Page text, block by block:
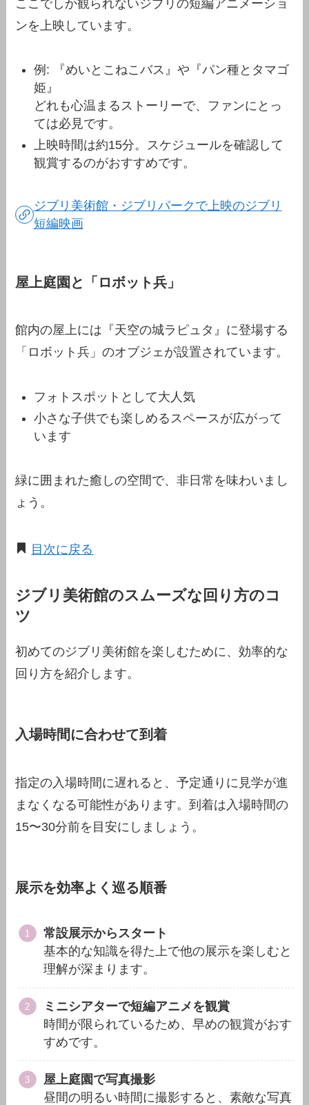
ここでしか観られないジブリの短編アニメーショ
ンを上映しています。
例: 『めいとこねこバス』や『パン種とタマゴ
姫』
どれも心温まるストーリーで、ファンにとっ
ては必見です。
上映時間は約15分。スケジュールを確認して
観賞するのがおすすめです。
ジブリ美術館・ジブリパークで上映のジブリ
短編映画
屋上庭園と「ロボット兵」
館内の屋上には『天空の城ラピュタ』に登場する
「ロボット兵」のオブジェが設置されています。
フォトスポットとして大人気
小さな子供でも楽しめるスペースが広がって
います
緑に囲まれた癒しの空間で、非日常を味わいまし
ょう。
目次に戻る
ジブリ美術館のスムーズな回り方のコ
ツ
初めてのジブリ美術館を楽しむために、効率的な
回り方を紹介します。
入場時間に合わせて到着
指定の入場時間に遅れると、予定通りに見学が進
まなくなる可能性があります。到着は入場時間の
15〜30分前を目安にしましょう。
展示を効率よく巡る順番
常設展示からスタート
基本的な知識を得た上で他の展示を楽しむと
理解が深まります。
ミニシアターで短編アニメを観賞
時間が限られているため、早めの観賞がおす
すめです。
屋上庭園で写真撮影
昼間の明るい時間に撮影すると、素敵な写真